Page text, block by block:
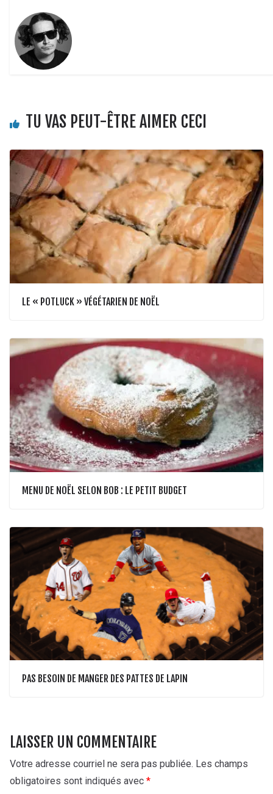
TU VAS PEUT-ÊTRE AIMER CECI
LE « POTLUCK » VÉGÉTARIEN DE NOËL
MENU DE NOËL SELON BOB : LE PETIT BUDGET
PAS BESOIN DE MANGER DES PATTES DE LAPIN
LAISSER UN COMMENTAIRE
Votre adresse courriel ne sera pas publiée. Les champs
obligatoires sont indiqués avec *